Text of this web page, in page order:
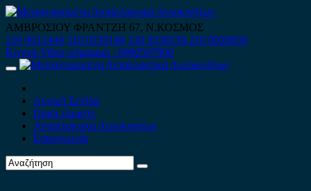
Skip
to
content
ΑΜΒΡΟΣΙΟΥ ΦΡΑΝΤΖΗ 67, Ν.ΚΟΣΜΟΣ
210 9012444 210 9239148 210 9238158 210 9026839
Κινητό-Viber-whatsapp : 6980507900
Primary
Αρχική Σελίδα
Ποιοί είμαστε
Ανταλλακτικά Αυτοκινήτων
Επικοινωνία